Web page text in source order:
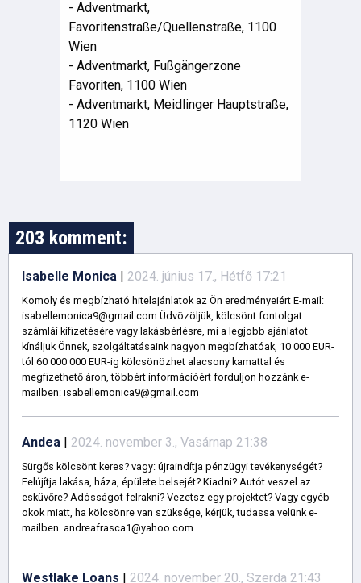
- Adventmarkt,
Favoritenstraße/Quellenstraße, 1100
Wien
- Adventmarkt, Fußgängerzone
Favoriten, 1100 Wien
- Adventmarkt, Meidlinger Hauptstraße,
1120 Wien
203 komment:
Isabelle Monica | 2024. június 17., Hétfő 17:21
Komoly és megbízható hitelajánlatok az Ön eredményeiért E-mail:
isabellemonica9@gmail.com Üdvözöljük, kölcsönt fontolgat
számlái kifizetésére vagy lakásbérlésre, mi a legjobb ajánlatot
kínáljuk Önnek, szolgáltatásaink nagyon megbízhatóak, 10 000 EUR-
tól 60 000 000 EUR-ig kölcsönözhet alacsony kamattal és
megfizethető áron, többért információért forduljon hozzánk e-
mailben: isabellemonica9@gmail.com
Andea | 2024. november 3., Vasárnap 21:38
Sürgős kölcsönt keres? vagy: újraindítja pénzügyi tevékenységét?
Felújítja lakása, háza, épülete belsejét? Kiadni? Autót veszel az
esküvőre? Adósságot felrakni? Vezetsz egy projektet? Vagy egyéb
okok miatt, ha kölcsönre van szüksége, kérjük, tudassa velünk e-
mailben. andreafrasca1@yahoo.com
Westlake Loans | 2024. november 20., Szerda 21:43